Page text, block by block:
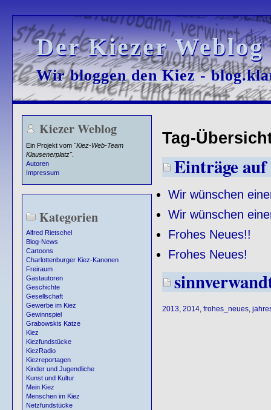
Der Kiezer
Der Kiezer
Wir bloggen den Kiez -
Wir bloggen den Kiez -
Kiezer Weblog
Ein Projekt vom "Kiez-Web-Team
Klausenerplatz".
Autoren
Impressum
Kategorien
Alfred Rietschel
Blog-News
Cartoons
Charlottenburger Kiez-Kanonen
Freiraum
Gastautoren
Geschichte
Gesellschaft
Gewerbe im Kiez
Gewinnspiel
Grabowskis Katze
Kiez
Kiezfundstücke
KiezRadio
Kiezreportagen
Kinder und Jugendliche
Kunst und Kultur
Mein Kiez
Menschen im Kiez
Netzfundstücke
Tag-
Einträge
Wir wünschen
Wir wünschen
Frohes Neues!!
Frohes Neues!
2013 2014, frohes_neues,